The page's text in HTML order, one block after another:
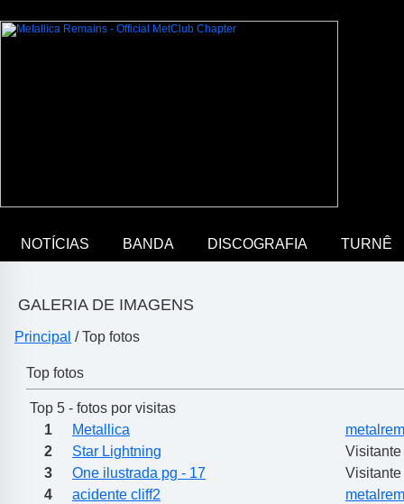
NOTÍCIAS BANDA DISCOGRAFIA TURNÊ
GALERIA DE IMAGENS
Principal / Top fotos
Top fotos
Top 5 - fotos por visitas
1
Metallica
2
Star Lightning
Visitante
3
One ilustrada pg - 17
Visitante
4
acidente cliff2